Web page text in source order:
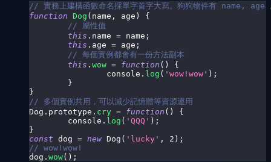
// 實務上建構函數命名採單字首字大寫。狗狗物件有 name,
function Dog ( name , age )
{
// 屬性值
this . name = name ;
this . age = age ;
// 每個實例都會有一份方法副本
this . wow = function ( )
{
console . log ( 'wow!wow' ) ;
}
}
// 多個實例共用，可以減少記憶體等資源運用
Dog . prototype . cry = function ( )
{
console . log ( 'QQQ' ) ;
}
const dog = new Dog ( 'lucky' , 2 ) ;
// wow!wow!
dog . wow( ) ;